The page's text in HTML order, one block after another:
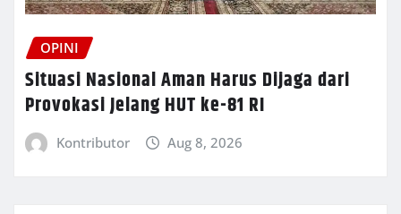
OPINI
Situasi Nasional Aman Harus Dijaga dari
Provokasi Jelang HUT ke-81 RI
Kontributor Aug 8, 2026